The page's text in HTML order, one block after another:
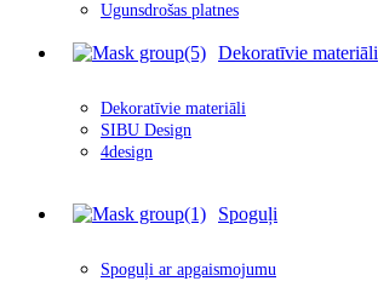
Ugunsdrošas platnes
Dekoratīvie materiāli
Dekoratīvie materiāli
SIBU Design
4design
Spoguļi
Spoguļi ar apgaismojumu